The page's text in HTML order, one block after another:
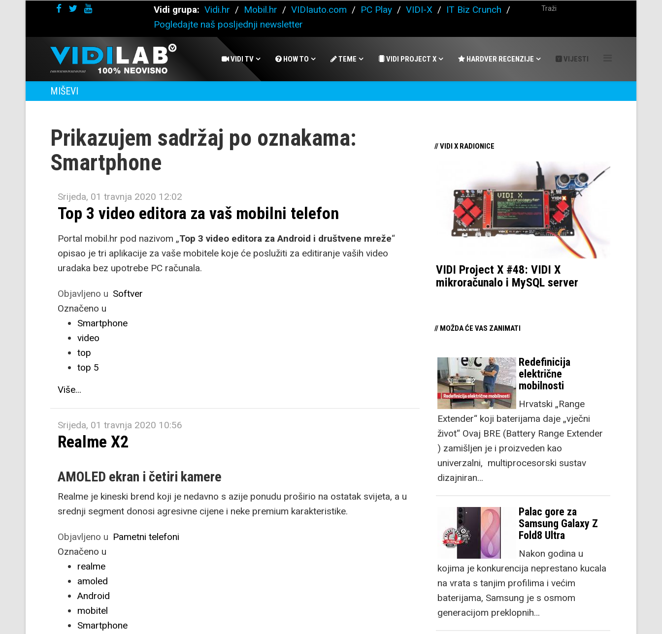
Vidi grupa: Vidi.hr / Mobil.hr / VIDIauto.com / PC Play / VIDI-X / IT Biz Crunch /
Pogledajte naš posljednji newsletter
VIDI TV HOW TO TEME VIDI PROJECT X HARDVER RECENZIJE VIJESTI
MIŠEVI
Prikazujem sadržaj po oznakama:
Smartphone
Srijeda, 01 travnja 2020 12:02
Top 3 video editora za vaš mobilni telefon
Portal mobil.hr pod nazivom „Top 3 video editora za Android i društvene mreže“
opisao je tri aplikacije za vaše mobitele koje će poslužiti za editiranje vaših video
uradaka bez upotrebe PC računala.
Objavljeno u Softver
Označeno u
Smartphone
video
top
top 5
Više...
Srijeda, 01 travnja 2020 10:56
Realme X2
AMOLED ekran i četiri kamere
Realme je kineski brend koji je nedavno s azije ponudu proširio na ostatak svijeta, a u
srednji segment donosi agresivne cijene i neke premium karakteristike.
Objavljeno u Pametni telefoni
Označeno u
realme
amoled
Android
mobitel
Smartphone
// VIDI X RADIONICE
VIDI Project X #48: VIDI X
mikroračunalo i MySQL server
// MOŽDA ĆE VAS ZANIMATI
Redefinicija
električne
mobilnosti
Hrvatski „Range
Extender“ koji baterijama daje „vječni
život“ Ovaj BRE (Battery Range Extender
) zamišljen je i proizveden kao
univerzalni, multiprocesorski sustav
dizajniran…
Palac gore za
Samsung Galaxy Z
Fold8 Ultra
Nakon godina u
kojima je konkurencija neprestano kucala
na vrata s tanjim profilima i većim
baterijama, Samsung je s osmom
generacijom preklopnih…